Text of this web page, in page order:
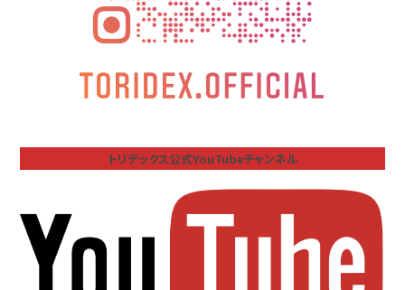
トリデックス公式YouTubeチャンネル